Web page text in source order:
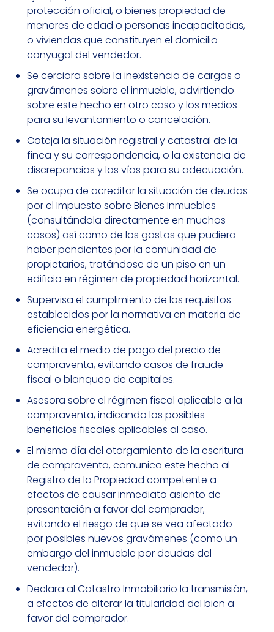
protección oficial, o bienes propiedad de
menores de edad o personas incapacitadas,
o viviendas que constituyen el domicilio
conyugal del vendedor.
Se cerciora sobre la inexistencia de cargas o
gravámenes sobre el inmueble, advirtiendo
sobre este hecho en otro caso y los medios
para su levantamiento o cancelación.
Coteja la situación registral y catastral de la
finca y su correspondencia, o la existencia de
discrepancias y las vías para su adecuación.
Se ocupa de acreditar la situación de deudas
por el Impuesto sobre Bienes Inmuebles
(consultándola directamente en muchos
casos) así como de los gastos que pudiera
haber pendientes por la comunidad de
propietarios, tratándose de un piso en un
edificio en régimen de propiedad horizontal.
Supervisa el cumplimiento de los requisitos
establecidos por la normativa en materia de
eficiencia energética.
Acredita el medio de pago del precio de
compraventa, evitando casos de fraude
fiscal o blanqueo de capitales.
Asesora sobre el régimen fiscal aplicable a la
compraventa, indicando los posibles
beneficios fiscales aplicables al caso.
El mismo día del otorgamiento de la escritura
de compraventa, comunica este hecho al
Registro de la Propiedad competente a
efectos de causar inmediato asiento de
presentación a favor del comprador,
evitando el riesgo de que se vea afectado
por posibles nuevos gravámenes (como un
embargo del inmueble por deudas del
vendedor).
Declara al Catastro Inmobiliario la transmisión,
a efectos de alterar la titularidad del bien a
favor del comprador.